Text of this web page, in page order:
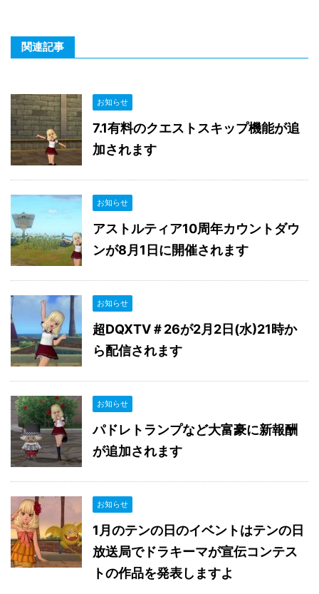
関連記事
お知らせ
7.1有料のクエストスキップ機能が追
加されます
お知らせ
アストルティア10周年カウントダウ
ンが8月1日に開催されます
お知らせ
超DQXTV＃26が2月2日(水)21時か
ら配信されます
お知らせ
パドレトランプなど大富豪に新報酬
が追加されます
お知らせ
1月のテンの日のイベントはテンの日
放送局でドラキーマが宣伝コンテス
トの作品を発表しますよ